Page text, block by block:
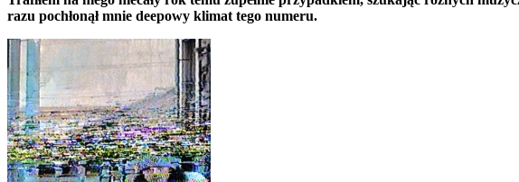
razu pochłonął mnie deepowy klimat tego numeru.